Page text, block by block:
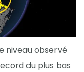
niveau observé
du plus bas